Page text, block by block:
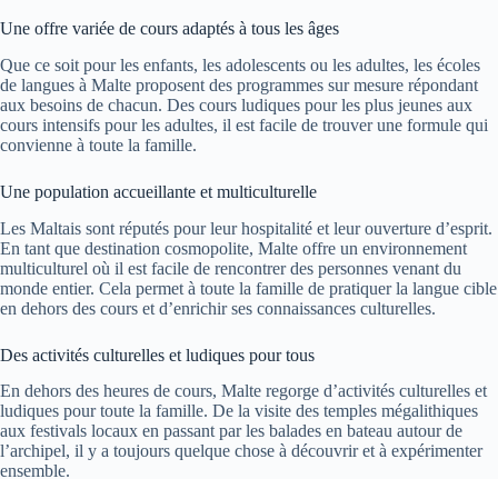
Une offre variée de cours adaptés à tous les âges
Que ce soit pour les enfants, les adolescents ou les adultes, les écoles
de langues à Malte proposent des programmes sur mesure répondant
aux besoins de chacun. Des cours ludiques pour les plus jeunes aux
cours intensifs pour les adultes, il est facile de trouver une formule qui
convienne à toute la famille.
Une population accueillante et multiculturelle
Les Maltais sont réputés pour leur hospitalité et leur ouverture d’esprit.
En tant que destination cosmopolite, Malte offre un environnement
multiculturel où il est facile de rencontrer des personnes venant du
monde entier. Cela permet à toute la famille de pratiquer la langue cible
en dehors des cours et d’enrichir ses connaissances culturelles.
Des activités culturelles et ludiques pour tous
En dehors des heures de cours, Malte regorge d’activités culturelles et
ludiques pour toute la famille. De la visite des temples mégalithiques
aux festivals locaux en passant par les balades en bateau autour de
l’archipel, il y a toujours quelque chose à découvrir et à expérimenter
ensemble.